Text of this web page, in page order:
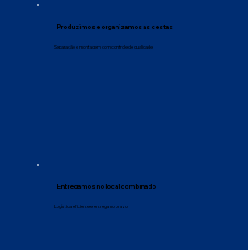
Produzimos e organizamos as cestas
Separação e montagem com controle de qualidade.
Entregamos no local combinado
Logística eficiente e entrega no prazo.